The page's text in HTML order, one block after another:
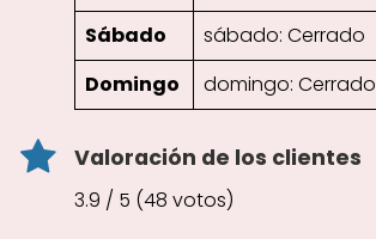
Sábado
sábado: Cerrado
Domingo
domingo: Cerrado
Valoración de los clientes
3.9 / 5 (48 votos)